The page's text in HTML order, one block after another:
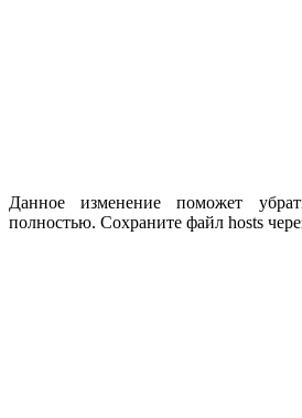
Данное изменение поможет
полностью. Сохраните файл hosts